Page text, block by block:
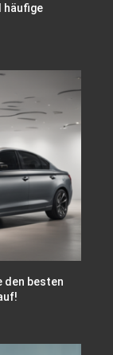
häufige
den besten